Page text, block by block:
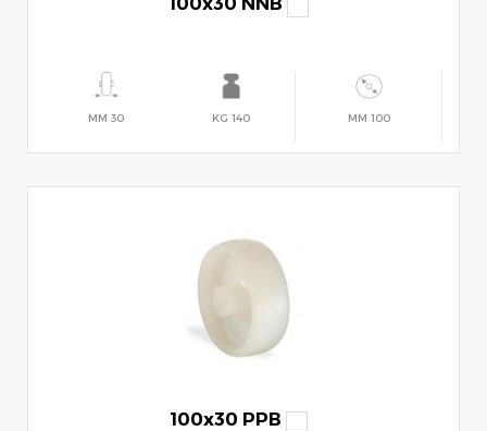
100 MM
140 KG
30 MM
100x30 PPB